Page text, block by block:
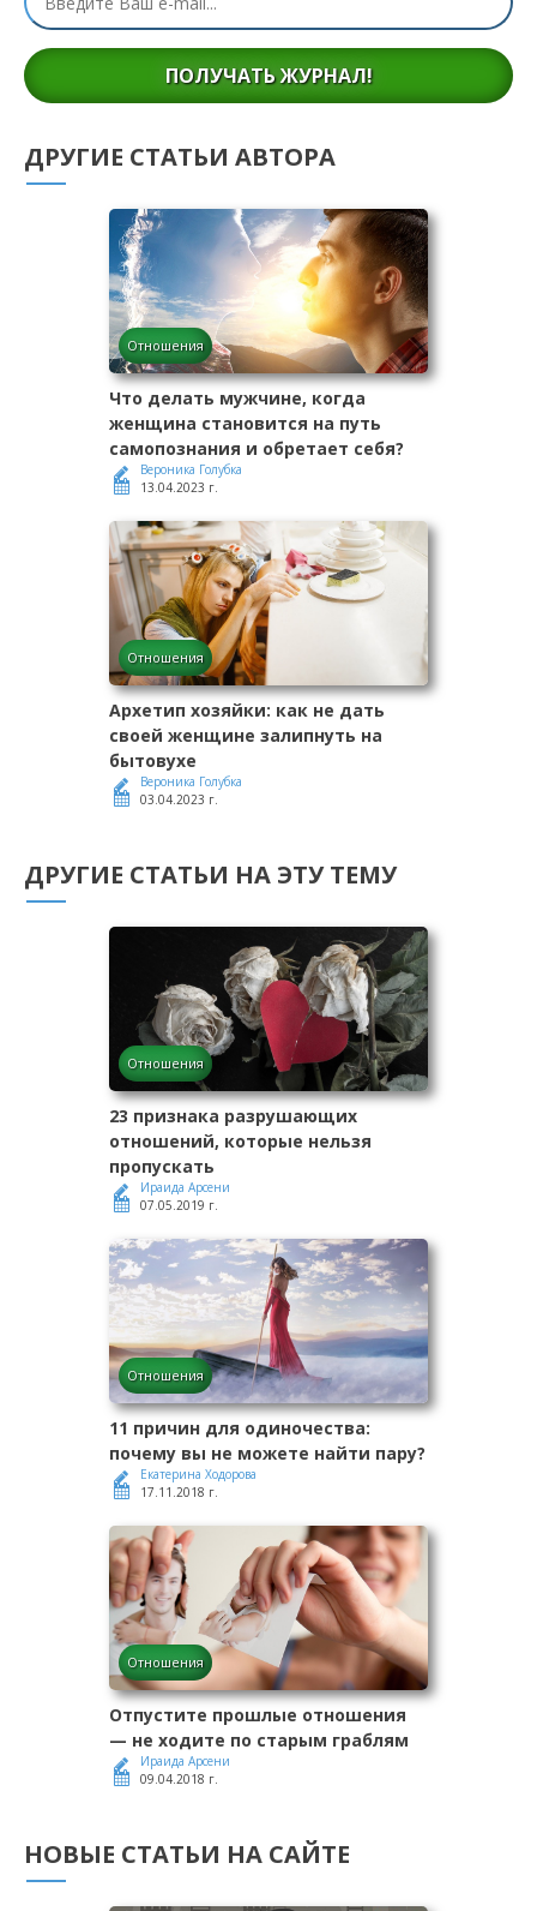
ПОЛУЧАТЬ ЖУРНАЛ!
ДРУГИЕ СТАТЬИ АВТОРА
Отношения
Что делать мужчине, когда
женщина становится на путь
самопознания и обретает себя?
Вероника Голубка
13.04.2023 г.
Отношения
Архетип хозяйки: как не дать
своей женщине залипнуть на
бытовухе
Вероника Голубка
03.04.2023 г.
ДРУГИЕ СТАТЬИ НА ЭТУ ТЕМУ
Отношения
23 признака разрушающих
отношений, которые нельзя
пропускать
Ираида Арсени
07.05.2019 г.
Отношения
11 причин для одиночества:
почему вы не можете найти пару?
Екатерина Ходорова
17.11.2018 г.
Отношения
Отпустите прошлые отношения
— не ходите по старым граблям
Ираида Арсени
09.04.2018 г.
НОВЫЕ СТАТЬИ НА САЙТЕ